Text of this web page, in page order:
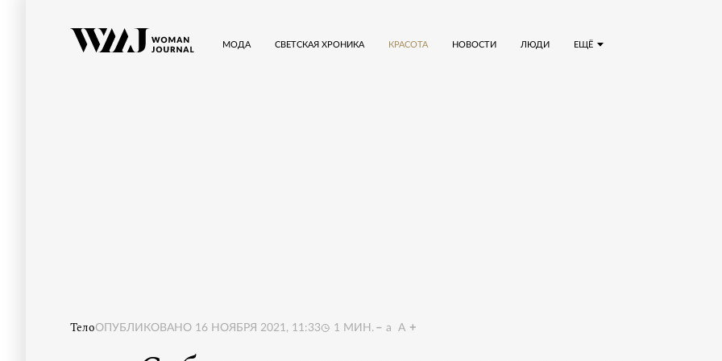
ЕЩЁ
МОДА СВЕТСКАЯ ХРОНИКА КРАСОТА НОВОСТИ ЛЮДИ
ТелоОПУБЛИКОВАНО 16 НОЯБРЯ 2021, 11:33 1 МИН. a A